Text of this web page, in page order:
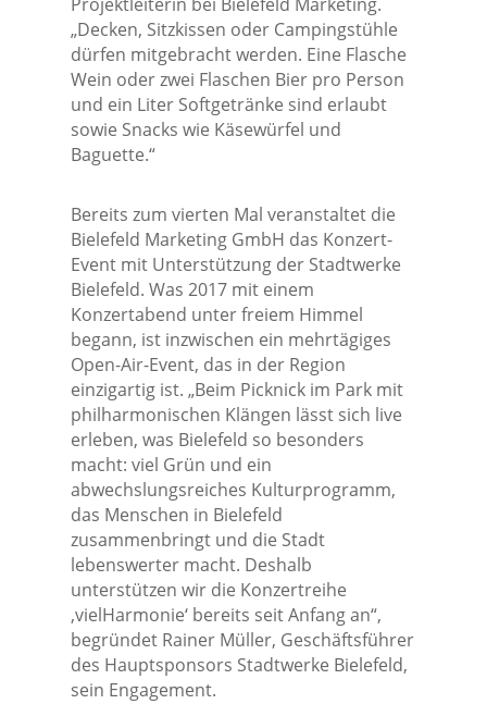
Projektleiterin bei Bielefeld Marketing.
„Decken, Sitzkissen oder Campingstühle
dürfen mitgebracht werden. Eine Flasche
Wein oder zwei Flaschen Bier pro Person
und ein Liter Softgetränke sind erlaubt
sowie Snacks wie Käsewürfel und
Baguette.“
Bereits zum vierten Mal veranstaltet die
Bielefeld Marketing GmbH das Konzert-
Event mit Unterstützung der Stadtwerke
Bielefeld. Was 2017 mit einem
Konzertabend unter freiem Himmel
begann, ist inzwischen ein mehrtägiges
Open-Air-Event, das in der Region
einzigartig ist. „Beim Picknick im Park mit
philharmonischen Klängen lässt sich live
erleben, was Bielefeld so besonders
macht: viel Grün und ein
abwechslungsreiches Kulturprogramm,
das Menschen in Bielefeld
zusammenbringt und die Stadt
lebenswerter macht. Deshalb
unterstützen wir die Konzertreihe
‚vielHarmonie‘ bereits seit Anfang an“,
begründet Rainer Müller, Geschäftsführer
des Hauptsponsors Stadtwerke Bielefeld,
sein Engagement.